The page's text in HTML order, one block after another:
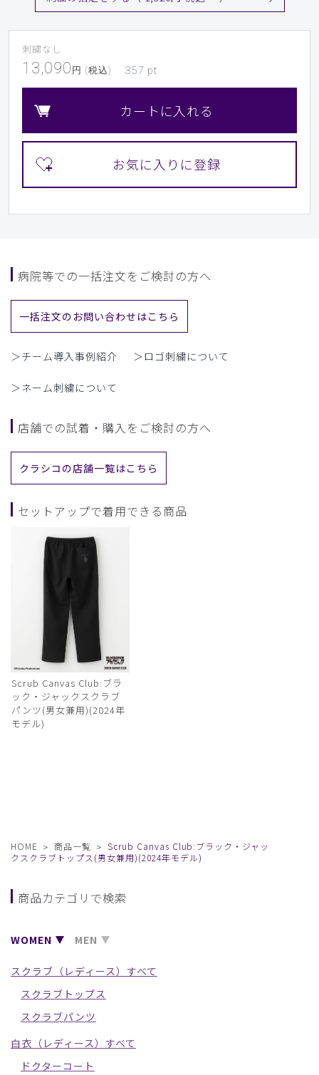
刺繍なし
13,090 円 (税込) 357 pt
カートに入れる
病院等での一括注文をご検討の方へ
一括注文のお問い合わせはこちら
＞チーム導入事例紹介 ＞ロゴ刺繍について
＞ネーム刺繍について
店舗での試着・購入をご検討の方へ
クラシコの店舗一覧はこちら
セットアップで着用できる商品
Scrub Canvas Club:ブラ
ック・ジャックスクラブ
パンツ(男女兼用)(2024年
モデル)
HOME 商品一覧
Scrub Canvas Club:ブラック・ジャッ
クスクラブトップス(男女兼用)(2024年モデル)
商品カテゴリで検索
WOMEN MEN
スクラブ（レディース）すべて
スクラブトップス
スクラブパンツ
白衣（レディース）すべて
ドクターコート